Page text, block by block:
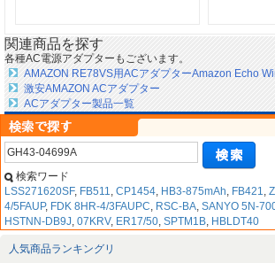
関連商品を探す
各種AC電源アダプターもございます。
AMAZON RE78VS用ACアダプターAmazon Echo
激安AMAZON ACアダプター
ACアダプター製品一覧
検索ワード
LSS271620SF, FB511, CP1454, HB3-875mAh, FB421,
4/5FAUP, FDK 8HR-4/3FAUPC, RSC-BA, SANYO 5N-
HSTNN-DB9J, 07KRV, ER17/50, SPTM1B, HBLDT40
人気商品ランキングリ